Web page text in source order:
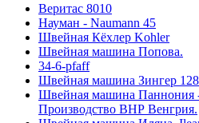
Веритас 8010
Науман - Naumann 45
Швейная Кёхлер Kohler
Швейная машина Попова.
34-6-pfaff
Швейная машина Зингер
Швейная машина Паннония -
Производство ВНР Венгрия.